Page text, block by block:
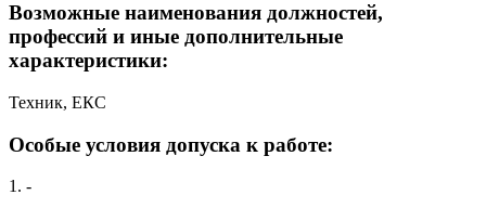
Возможные наименования должностей,
профессий и иные дополнительные
характеристики:
Техник, ЕКС
Особые условия допуска к работе:
1. -